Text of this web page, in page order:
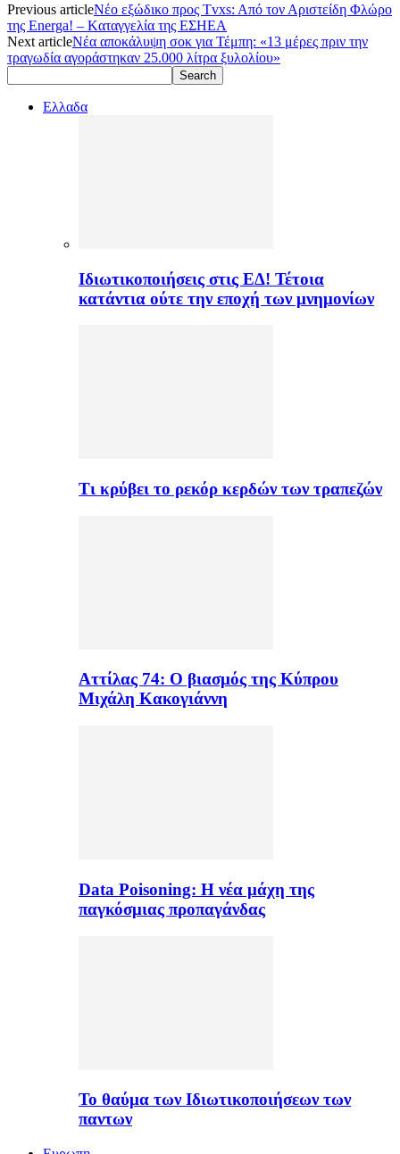
Previous articleΝέο εξώδικο προς Tvxs: Aπό τον Αριστείδη Φλώρο
της Energa! – Kαταγγελία της ΕΣΗΕΑ
Next articleΝέα αποκάλυψη σοκ για Τέμπη: «13 μέρες πριν την
τραγωδία αγοράστηκαν 25.000 λίτρα ξυλολίου»
Ελλαδα
Ιδιωτικοποιήσεις στις ΕΔ! Τέτοια
κατάντια ούτε την εποχή των μνημονίων
Τι κρύβει το ρεκόρ κερδών των τραπεζών
Αττίλας 74: Ο βιασμός της Κύπρου
Μιχάλη Κακογιάννη
Data Poisoning: Η νέα μάχη της
παγκόσμιας προπαγάνδας
Το θαύμα των Ιδιωτικοποιήσεων των
παντων